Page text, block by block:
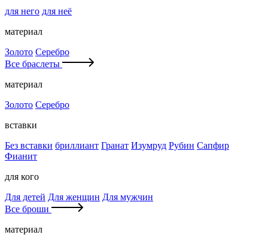
для него для неё
материал
Золото Серебро
Все браслеты
материал
Золото Серебро
вставки
Без вставки бриллиант Гранат Изумруд Рубин Сапфир
Фианит
для кого
Для детей Для женщин Для мужчин
Все броши
материал